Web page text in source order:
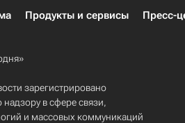
Продукты и сервисы Пресс-
зарегистрировано
в сфере связи,
и массовых коммуникаций